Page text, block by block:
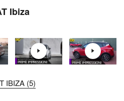
Ibiza
IBIZA (5)